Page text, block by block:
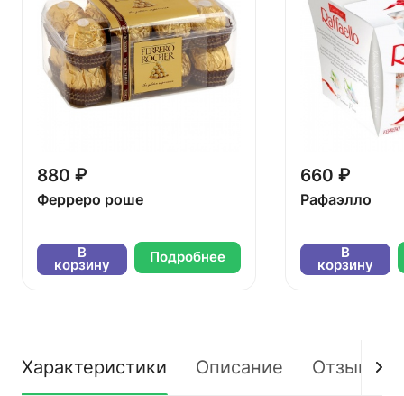
880 ₽
Ферреро роше
В
корзину Подробнее
660 ₽
Рафаэлло
В
корзину
Характеристики Описание Отзывы